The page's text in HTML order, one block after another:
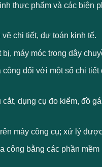
thực phẩm và các
chi tiết, dự toán kinh tế.
máy móc trong dây
đối với một số chi
dụng cụ đo kiểm, đồ
máy công cụ; xử lý
công bằng các phần